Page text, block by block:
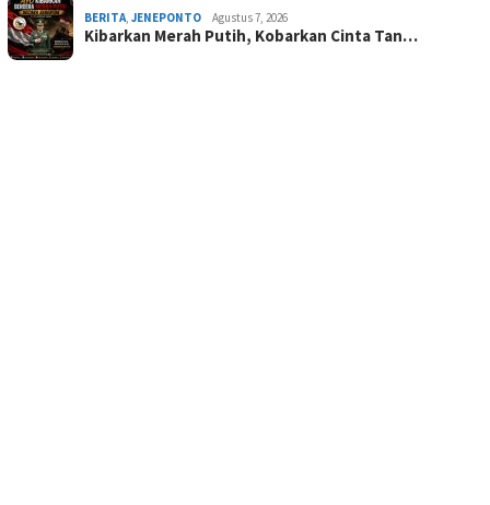
BERITA JENEPONTO Agustus 7, 2026
Kibarkan Merah Putih, Kobarkan Cinta Tan…